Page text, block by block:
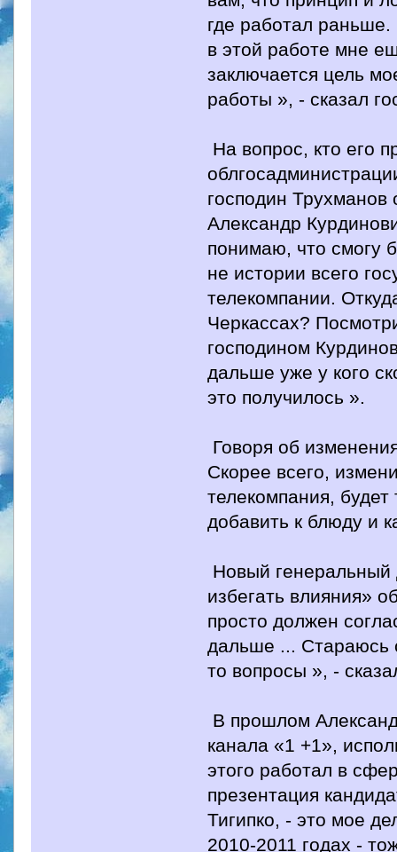
где работал
в этой работе мне
заключается цель
работы », - сказал
На вопрос, кто его
господин Трухманов
Александр
понимаю, что смогу
не истории всего
телекомпании.
Черкассах?
господином
дальше уже у кого
это получилось ».
Говоря об
Скорее всего,
телекомпания,
добавить к блюду и
Новый генеральный
избегать влияния»
просто должен
дальше ... Стараюсь
то вопросы », -
В прошлом
канала «1 +1»,
этого работал в
презентация
Тигипко, - это мое
2010-2011 годах -